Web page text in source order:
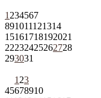
1 234567
891011121314
15161718192021
22232425262728
293031
1 23
45678910